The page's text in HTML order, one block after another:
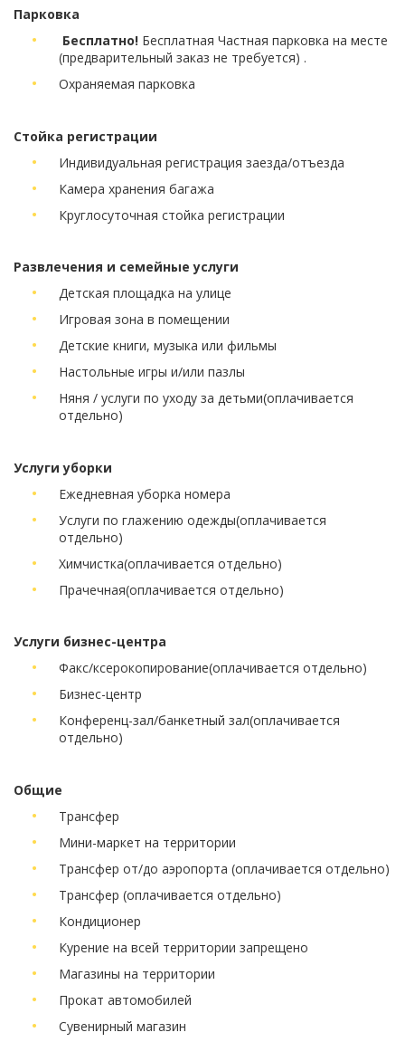
Парковка
Бесплатно! Бесплатная Частная парковка на месте
(предварительный заказ не требуется) .
Охраняемая парковка
Стойка регистрации
Индивидуальная регистрация заезда/отъезда
Камера хранения багажа
Круглосуточная стойка регистрации
Развлечения и семейные услуги
Детская площадка на улице
Игровая зона в помещении
Детские книги, музыка или фильмы
Настольные игры и/или пазлы
Няня / услуги по уходу за детьми(оплачивается
отдельно)
Услуги уборки
Ежедневная уборка номера
Услуги по глажению одежды(оплачивается
отдельно)
Химчистка(оплачивается отдельно)
Прачечная(оплачивается отдельно)
Услуги бизнес-центра
Факс/ксерокопирование(оплачивается отдельно)
Бизнес-центр
Конференц-зал/банкетный зал(оплачивается
отдельно)
Общие
Трансфер
Мини-маркет на территории
Трансфер от/до аэропорта (оплачивается отдельно)
Трансфер (оплачивается отдельно)
Кондиционер
Курение на всей территории запрещено
Магазины на территории
Прокат автомобилей
Сувенирный магазин